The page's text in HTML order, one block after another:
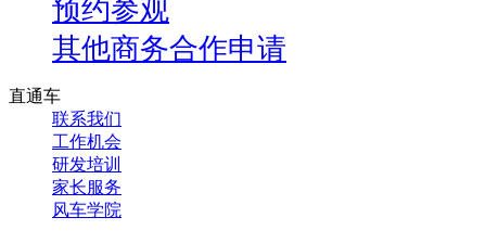
预约参观
其他商务合作申请
直通车
联系我们
工作机会
研发培训
家长服务
风车学院